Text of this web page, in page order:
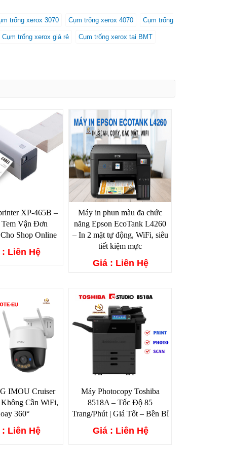
trống xerox 3070 Cụm trống xerox 4070 Cụm trống
Cụm trống xerox giá rẻ Cụm trống xerox tại BMT
XP-465B –
Vận Đơn
Shop Online
: Liên Hệ
Máy in phun màu đa chức
năng Epson EcoTank L4260
– In 2 mặt tự động, WiFi, siêu
tiết kiệm mực
Giá : Liên Hệ
IMOU Cruiser
Cần WiFi,
360°
: Liên Hệ
Máy Photocopy Toshiba
8518A – Tốc Độ 85
Trang/Phút | Giá Tốt – Bền Bỉ
Giá : Liên Hệ